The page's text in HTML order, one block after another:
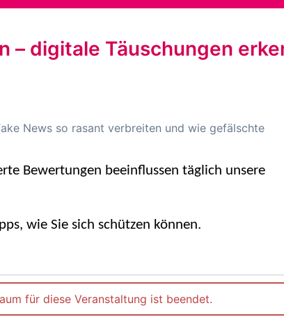
– digitale Täuschungen
News so rasant verbreiten und wie gefälschte
Bewertungen beeinflussen täglich unsere
wie Sie sich schützen können.
für diese Veranstaltung ist beendet.